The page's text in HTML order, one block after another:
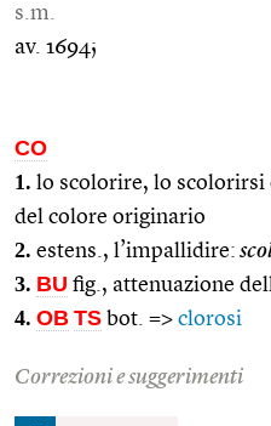
s.m.
av. 1694;
CO
1. lo scolorire, lo
del colore originario
2. estens., l’impallidire:
3. BU fig., attenuazione
4. OB TS bot. => clorosi
Correzioni e suggerimenti